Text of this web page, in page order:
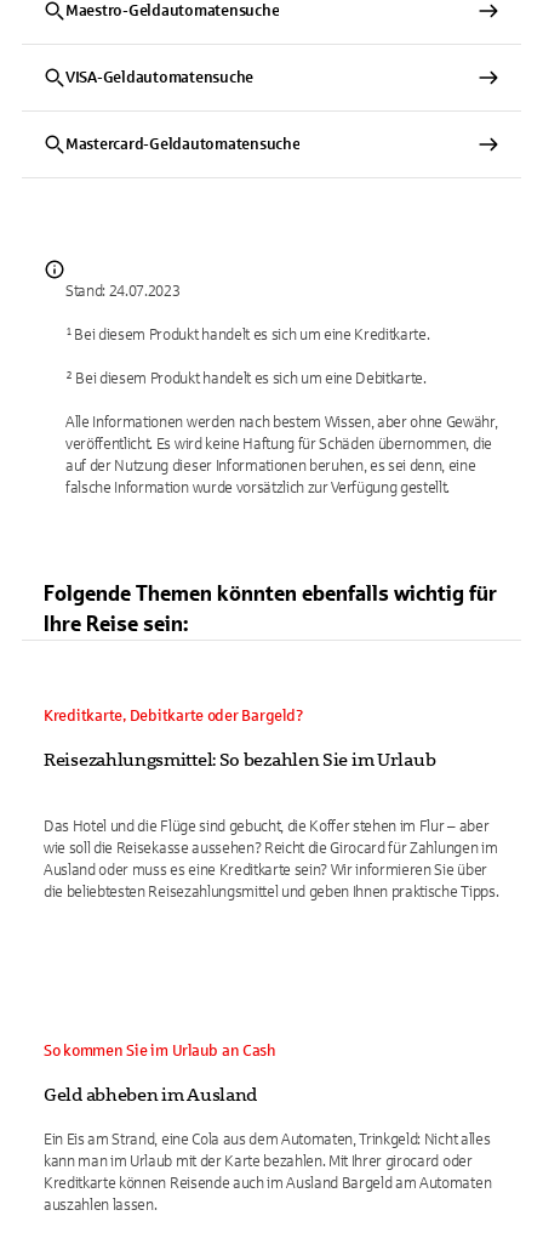
Maestro-Geldautomatensuche
VISA-Geldautomatensuche
Mastercard-Geldautomatensuche
Stand: 24.07.2023
¹ Bei diesem Produkt handelt es sich um eine Kreditkarte.
² Bei diesem Produkt handelt es sich um eine Debitkarte.
Alle Informationen werden nach bestem Wissen, aber ohne Gewähr,
veröffentlicht. Es wird keine Haftung für Schäden übernommen, die
auf der Nutzung dieser Informationen beruhen, es sei denn, eine
falsche Information wurde vorsätzlich zur Verfügung gestellt.
Folgende Themen könnten ebenfalls wichtig für
Ihre Reise sein:
Kreditkarte, Debitkarte oder Bargeld?
Reisezahlungsmittel: So bezahlen Sie im Urlaub
Das Hotel und die Flüge sind gebucht, die Koffer stehen im Flur – aber
wie soll die Reisekasse aussehen? Reicht die Girocard für Zahlungen im
Ausland oder muss es eine Kreditkarte sein? Wir informieren Sie über
die beliebtesten Reisezahlungsmittel und geben Ihnen praktische Tipps.
So kommen Sie im Urlaub an Cash
Geld abheben im Ausland
Ein Eis am Strand, eine Cola aus dem Automaten, Trinkgeld: Nicht alles
kann man im Urlaub mit der Karte bezahlen. Mit Ihrer girocard oder
Kreditkarte können Reisende auch im Ausland Bargeld am Automaten
auszahlen lassen.